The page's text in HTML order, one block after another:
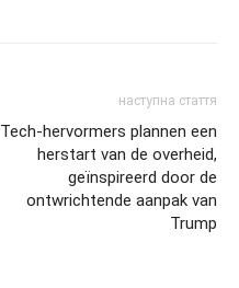
наступна стаття
Tech-hervormers plannen een
herstart van de overheid,
geïnspireerd door de
ontwrichtende aanpak van
Trump